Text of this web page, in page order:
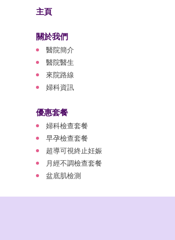
主頁
關於我們
醫院簡介
醫院醫生
來院路線
婦科資訊
優惠套餐
婦科檢查套餐
早孕檢查套餐
超導可視終止妊娠
月經不調檢查套餐
盆底肌檢測